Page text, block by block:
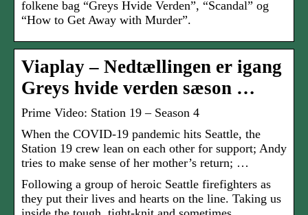
folkene bag “Greys Hvide Verden”, “Scandal” og
“How to Get Away with Murder”.
Viaplay – Nedtællingen er igang
Greys hvide verden sæson …
Prime Video: Station 19 – Season 4
When the COVID-19 pandemic hits Seattle, the
Station 19 crew lean on each other for support; Andy
tries to make sense of her mother’s return; …
Following a group of heroic Seattle firefighters as
they put their lives and hearts on the line. Taking us